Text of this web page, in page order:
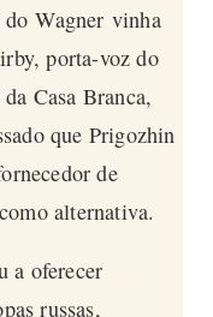
doWagner vinha
porta-voz do
Casa Branca,
que Prigozhin
de
alternativa.
a oferecer
russas,